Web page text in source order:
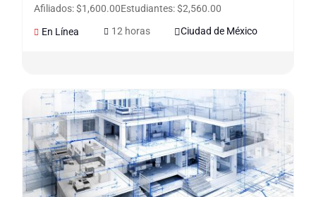
Afiliados: $1,600.00Estudiantes: $2,560.00
En Línea
12 horas Ciudad de México